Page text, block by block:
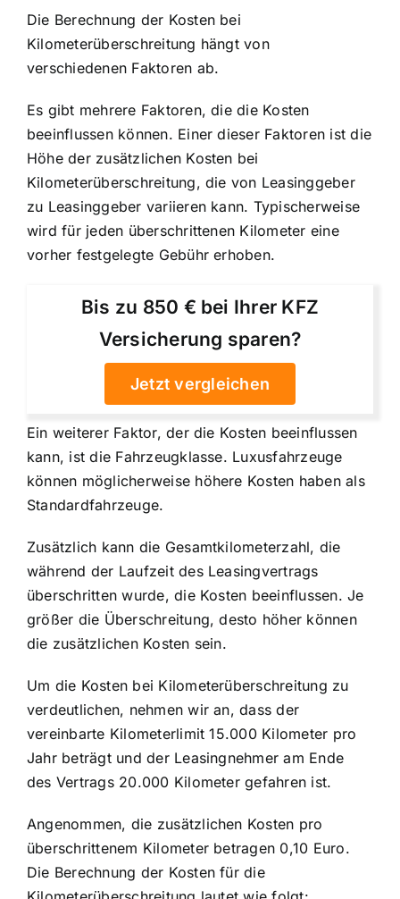
Die Berechnung der Kosten bei
Kilometerüberschreitung hängt von
verschiedenen Faktoren ab.
Es gibt mehrere Faktoren, die die Kosten
beeinflussen können. Einer dieser Faktoren ist die
Höhe der zusätzlichen Kosten bei
Kilometerüberschreitung, die von Leasinggeber
zu Leasinggeber variieren kann. Typischerweise
wird für jeden überschrittenen Kilometer eine
vorher festgelegte Gebühr erhoben.
Bis zu 850 € bei Ihrer KFZ
Versicherung sparen?
Jetzt vergleichen
Ein weiterer Faktor, der die Kosten beeinflussen
kann, ist die Fahrzeugklasse. Luxusfahrzeuge
können möglicherweise höhere Kosten haben als
Standardfahrzeuge.
Zusätzlich kann die Gesamtkilometerzahl, die
während der Laufzeit des Leasingvertrags
überschritten wurde, die Kosten beeinflussen. Je
größer die Überschreitung, desto höher können
die zusätzlichen Kosten sein.
Um die Kosten bei Kilometerüberschreitung zu
verdeutlichen, nehmen wir an, dass der
vereinbarte Kilometerlimit 15.000 Kilometer pro
Jahr beträgt und der Leasingnehmer am Ende
des Vertrags 20.000 Kilometer gefahren ist.
Angenommen, die zusätzlichen Kosten pro
überschrittenem Kilometer betragen 0,10 Euro.
Die Berechnung der Kosten für die